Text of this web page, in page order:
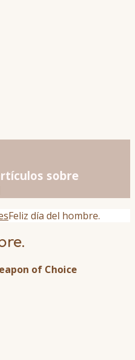
sobre
Feliz día del hombre.
of Choice